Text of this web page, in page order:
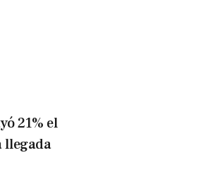
21% el
llegada